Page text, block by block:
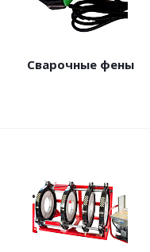
Сварочные фены